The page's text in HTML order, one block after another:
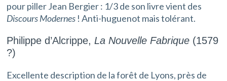
pour piller Jean Bergier : 1/3 de son livre vient des
Discours Modernes ! Anti-huguenot mais tolérant.
Philippe d’Alcrippe, La Nouvelle Fabrique (1579
?)
Excellente description de la forêt de Lyons, près de